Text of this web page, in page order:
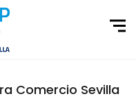
Comercio Sevilla